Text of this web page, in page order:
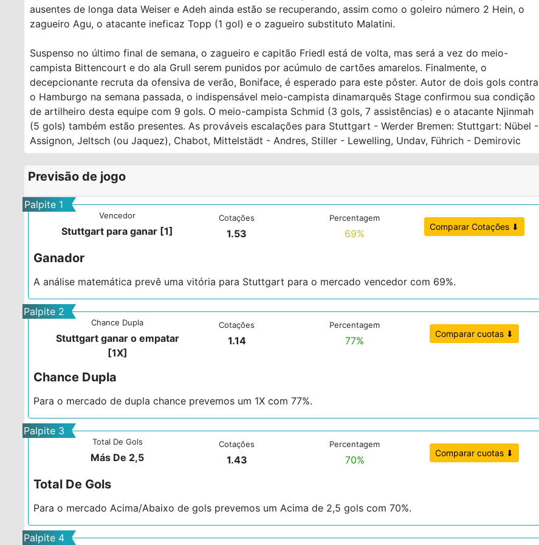
ausentes de longa data Weiser e Adeh ainda estão se recuperando, assim como o goleiro número 2 Hein, o
zagueiro Agu, o atacante ineficaz Topp (1 gol) e o zagueiro substituto Malatini.
Suspenso no último final de semana, o zagueiro e capitão Friedl está de volta, mas será a vez do meio-
campista Bittencourt e do ala Grull serem punidos por acúmulo de cartões amarelos. Finalmente, o
decepcionante recruta da ofensiva de verão, Boniface, é esperado para este pôster. Autor de dois gols contra
o Hamburgo na semana passada, o indispensável meio-campista dinamarquês Stage confirmou sua condição
de artilheiro desta equipe com 9 gols. O meio-campista Schmid (3 gols, 7 assistências) e o atacante Njinmah
(5 gols) também estão presentes. As prováveis ​​escalações para Stuttgart - Werder Bremen: Stuttgart: Nübel -
Assignon, Jeltsch (ou Jaquez), Chabot, Mittelstädt - Andres, Stiller - Lewelling, Undav, Führich - Demirovic
Previsão de jogo
Palpite 1
Vencedor
Stuttgart para ganar [1]
Cotações
1.53
Percentagem
69%
Comparar Cotações ⬇
Ganador
A análise matemática prevê uma vitória para Stuttgart para o mercado vencedor com 69%.
Palpite 2
Chance Dupla
Stuttgart ganar o empatar
[1X]
Cotações
1.14
Percentagem
77%
Comparar cuotas ⬇
Chance Dupla
Para o mercado de dupla chance prevemos um 1X com 77%.
Palpite 3
Total De Gols
Más De 2,5
Cotações
1.43
Percentagem
70%
Comparar cuotas ⬇
Total De Gols
Para o mercado Acima/Abaixo de gols prevemos um Acima de 2,5 gols com 70%.
Palpite 4